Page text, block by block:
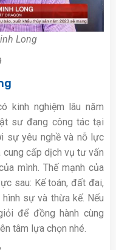
Long
kinh nghiệm lâu năm
sư đang công tác tại
sự yêu nghề và nỗ lực
cung cấp dịch vụ tư vấn
mình. Thế mạnh của
sau: Kế toán, đất đai,
hình sự và thừa kế. Nếu
để đồng hành cùng
tâm lựa chọn nhé.